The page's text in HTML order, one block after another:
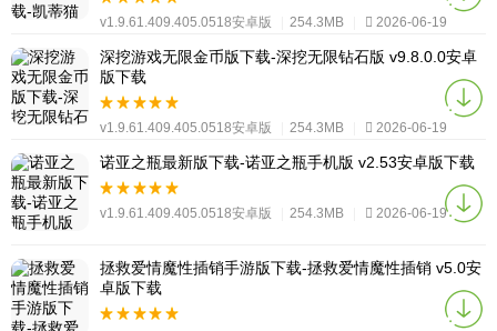
v1.9.61.409.405.0518安卓版 254.3MB 2026-06-19
深挖游戏无限金币版下载-深挖无限钻石版 v9.8.0.0安卓
版下载
v1.9.61.409.405.0518安卓版 254.3MB 2026-06-19
诺亚之瓶最新版下载-诺亚之瓶手机版 v2.53安卓版下载
v1.9.61.409.405.0518安卓版 254.3MB 2026-06-19
拯救爱情魔性插销手游版下载-拯救爱情魔性插销 v5.0安
卓版下载